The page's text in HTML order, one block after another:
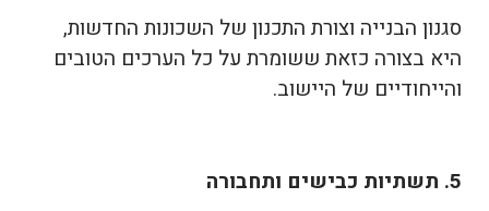
סגנון הבנייה וצורת התכנון של השכונות החדשות,
היא בצורה כזאת ששומרת על כל הערכים הטובים
והייחודיים של היישוב.
5. תשתיות כבישים ותחבורה